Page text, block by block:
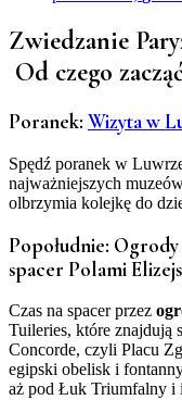
Zwiedzanie
Od czego
Poranek: Wizyta w
Spędź poranek w
najważniejszych
olbrzymia kolejkę do
Popołudnie:
spacer Polami
Czas na spacer przez
Tuileries, które znajdują
Concorde, czyli Placu
egipski obelisk i
aż pod Łuk Triumfalny i